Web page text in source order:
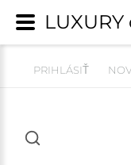
PRIHLÁSIŤ